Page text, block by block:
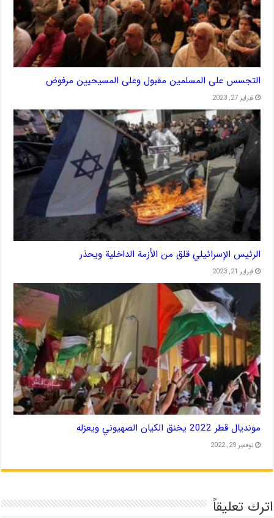
التجسس على المسلمين مقبول وعلى المسيحيين مرفوض
فبراير 27, 2023
الرئيس الإسرائيلي قلق من الأزمة الداخلية ويحذر
فبراير 21, 2023
مونديال قطر 2022 يخنق الكيان الصهيوني ويعزله
نوفمبر 29, 2022
اترك تعليقاً